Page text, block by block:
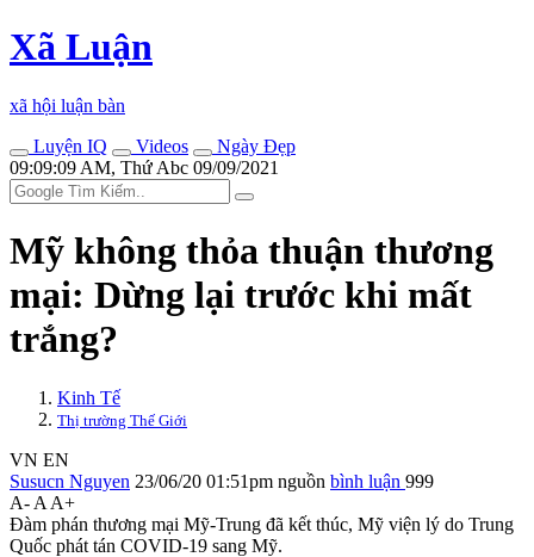
Xã Luận
xã hội luận bàn
Luyện IQ
Videos
Ngày Đẹp
09:09:09 AM, Thứ Abc 09/09/2021
Mỹ không thỏa thuận thương
mại: Dừng lại trước khi mất
trắng?
Kinh Tế
Thị trường Thế Giới
VN EN
Susucn Nguyen 23/06/20 01:51pm nguồn bình luận 999
A- A A+
Đàm phán thương mại Mỹ-Trung đã kết thúc, Mỹ viện lý do Trung
Quốc phát tán COVID-19 sang Mỹ.